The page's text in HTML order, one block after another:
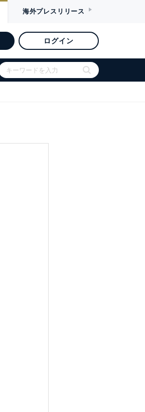
海外プレスリリース
ログイン